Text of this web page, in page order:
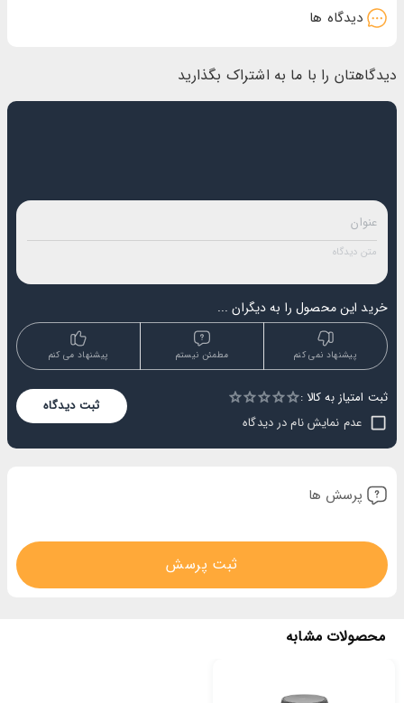
دیدگاه ها
دیدگاهتان را با ما به اشتراک بگذارید
خرید این محصول را به دیگران ...
پیشنهاد می کنم مطمئن نیستم پیشنهاد نمی کنم
ثبت امتیاز به کالا :
1 Star
2 Stars
3 Stars
4 Stars
5 Stars
Empty
عدم نمایش نام در دیدگاه
ثبت دیدگاه
پرسش ها
ثبت پرسش
محصولات مشابه